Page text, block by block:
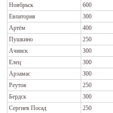
Ноябрьск
600
Евпатория
300
Артём
400
Пушкино
250
Ачинск
300
Елец
300
Арзамас
300
Реутов
250
Бердск
300
Сергиев Посад
250